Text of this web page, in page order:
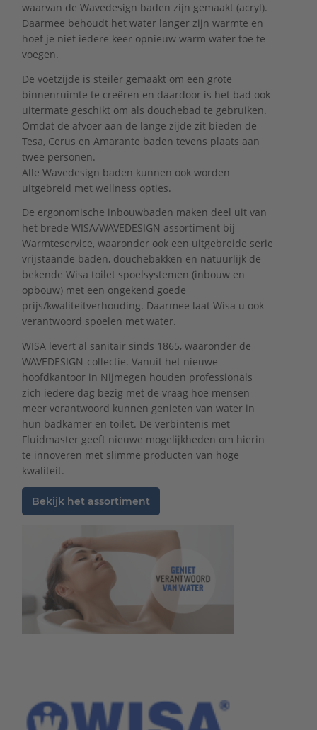
waarvan de Wavedesign baden zijn gemaakt (acryl).
Daarmee behoudt het water langer zijn warmte en
hoef je niet iedere keer opnieuw warm water toe te
voegen.
De voetzijde is steiler gemaakt om een grote
binnenruimte te creëren en daardoor is het bad ook
uitermate geschikt om als douchebad te gebruiken.
Omdat de afvoer aan de lange zijde zit bieden de
Tesa, Cerus en Amarante baden tevens plaats aan
twee personen.
Alle Wavedesign baden kunnen ook worden
uitgebreid met wellness opties.
De ergonomische inbouwbaden maken deel uit van
het brede WISA/WAVEDESIGN assortiment bij
Warmteservice, waaronder ook een uitgebreide serie
vrijstaande baden, douchebakken en natuurlijk de
bekende Wisa toilet spoelsystemen (inbouw en
opbouw) met een ongekend goede
prijs/kwaliteitverhouding. Daarmee laat Wisa u ook
verantwoord spoelen met water.
WISA levert al sanitair sinds 1865, waaronder de
WAVEDESIGN-collectie. Vanuit het nieuwe
hoofdkantoor in Nijmegen houden professionals
zich iedere dag bezig met de vraag hoe mensen
meer verantwoord kunnen genieten van water in
hun badkamer en toilet. De verbintenis met
Fluidmaster geeft nieuwe mogelijkheden om hierin
te innoveren met slimme producten van hoge
kwaliteit.
Bekijk het assortiment